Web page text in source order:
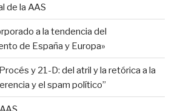
de la AAS
a la tendencia del
de España y Europa»
y 21-D: del atril y la retórica a la
y el spam político”